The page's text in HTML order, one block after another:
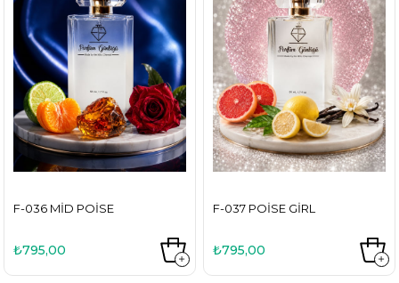
F-036 MID POISE
₺795,00
F-037 POISE GIRL
₺795,00